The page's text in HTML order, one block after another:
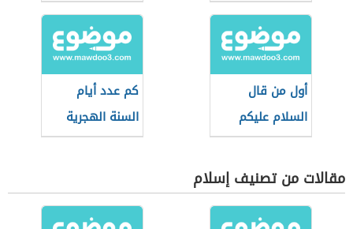
أول من قال
السلام عليكم
كم عدد أيام
السنة الهجرية
مقالات من تصنيف إسلام